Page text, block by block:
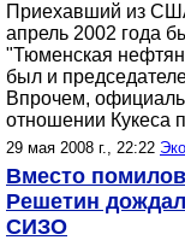
Приехавший из
апрель 2002 года
"Тюменская
был и
Впрочем,
отношении Кукеса
29 мая 2008 г., 22:22
Вместо
Решетин
СИЗО